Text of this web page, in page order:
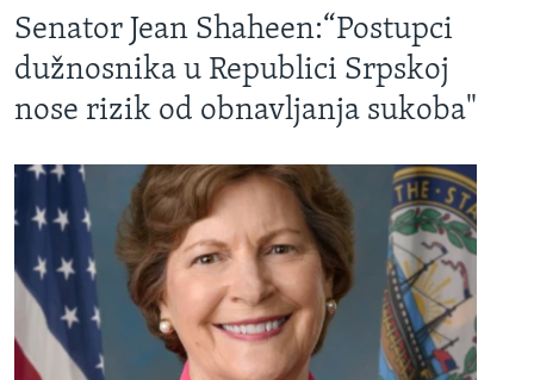
Senator Jean Shaheen:“Postupci
dužnosnika u Republici Srpskoj
nose rizik od obnavljanja sukoba"